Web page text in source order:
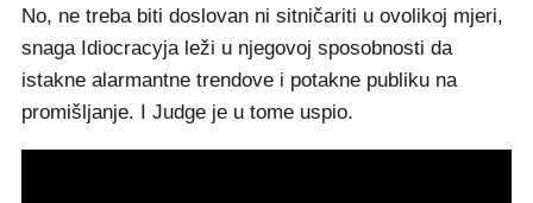
No, ne treba biti doslovan ni sitničariti u ovolikoj mjeri,
snaga Idiocracyja leži u njegovoj sposobnosti da
istakne alarmantne trendove i potakne publiku na
promišljanje. I Judge je u tome uspio.